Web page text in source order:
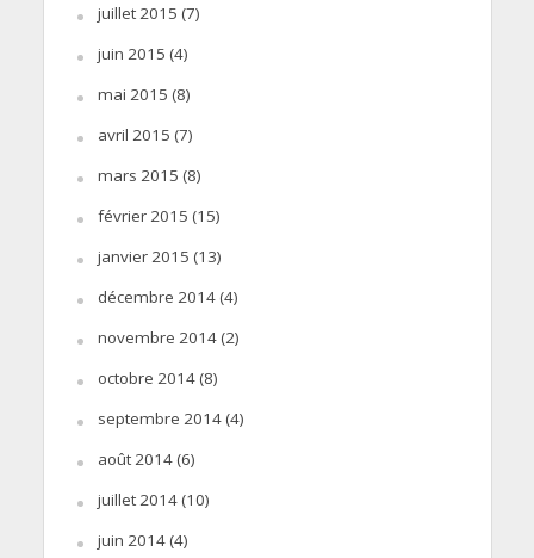
juillet 2015 (7)
juin 2015 (4)
mai 2015 (8)
avril 2015 (7)
mars 2015 (8)
février 2015 (15)
janvier 2015 (13)
décembre 2014(4)
novembre 2014(2)
octobre 2014(8)
septembre 2014(4)
août 2014(6)
juillet 2014(10)
juin 2014(4)